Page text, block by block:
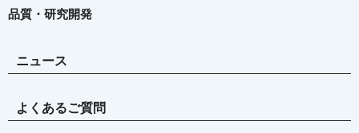
品質・研究開発
ニュース
よくあるご質問